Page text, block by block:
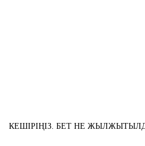
КЕШІРІҢІЗ. БЕТ НЕ